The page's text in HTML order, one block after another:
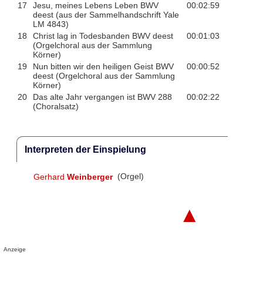
17
Jesu, meines Lebens Leben BWV
deest (aus der Sammelhandschrift Yale
LM 4843)
00:02:59
18
Christ lag in Todesbanden BWV deest
(Orgelchoral aus der Sammlung
Körner)
00:01:03
19
Nun bitten wir den heiligen Geist BWV
deest (Orgelchoral aus der Sammlung
Körner)
00:00:52
20
Das alte Jahr vergangen ist BWV 288
(Choralsatz)
00:02:22
Interpreten der Einspielung
Gerhard Weinberger (Orgel)
▲
Anzeige